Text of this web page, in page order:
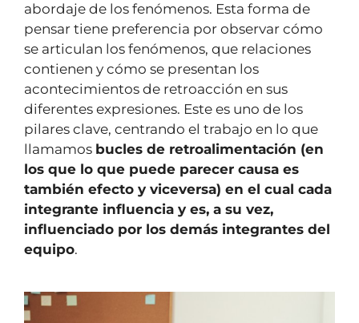
abordaje de los fenómenos. Esta forma de
pensar tiene preferencia por observar cómo
se articulan los fenómenos, que relaciones
contienen y cómo se presentan los
acontecimientos de retroacción en sus
diferentes expresiones. Este es uno de los
pilares clave, centrando el trabajo en lo que
llamamos bucles de retroalimentación (en
los que lo que puede parecer causa es
también efecto y viceversa) en el cual cada
integrante influencia y es, a su vez,
influenciado por los demás integrantes del
equipo.